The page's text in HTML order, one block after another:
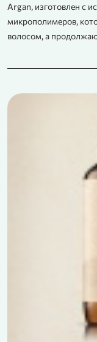
Argan, изготовлен с
микрополимеров,
волосом, а